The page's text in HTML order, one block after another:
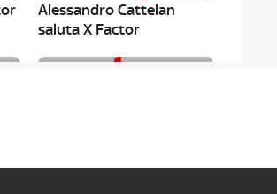
Alessandro Cattelan
saluta X Factor